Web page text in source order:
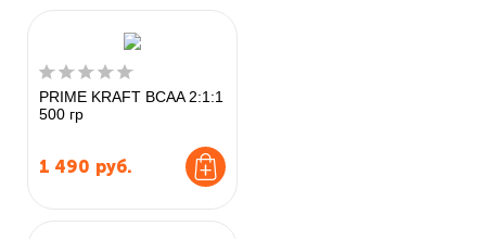
PRIME KRAFT BCAA 2:1:1
500 гр
1 490 руб.